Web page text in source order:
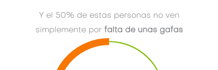
Y el 50% de estas personas no ven
simplemente por falta de unas gafas